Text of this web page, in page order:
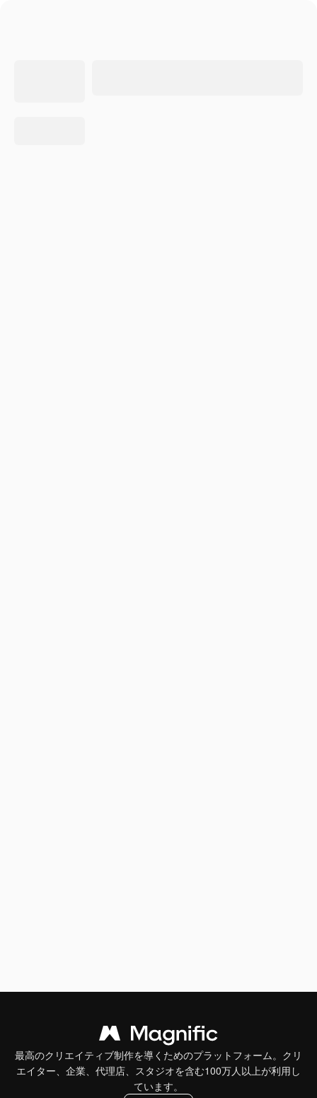
最高のクリエイティブ制作を導くためのプラットフォーム。クリ
エイター、企業、代理店、スタジオを含む100万人以上が利用し
ています。